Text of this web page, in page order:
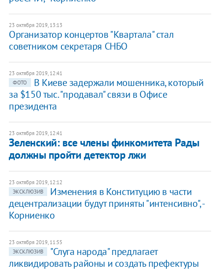
23 октября 2019, 13:13
Организатор концертов "Квартала" стал
советником секретаря СНБО
23 октября 2019, 12:41
ФОТО
​В Киеве задержали мошенника, который
за $150 тыс. "продавал" связи в Офисе
президента
23 октября 2019, 12:41
Зеленский: все члены финкомитета Рады
должны пройти детектор лжи
23 октября 2019, 12:12
ЭКСКЛЮЗИВ
Изменения в Конституцию в части
децентрализации будут приняты "интенсивно", -
Корниенко
23 октября 2019, 11:55
ЭКСКЛЮЗИВ
"Слуга народа" предлагает
ликвидировать районы и создать префектуры